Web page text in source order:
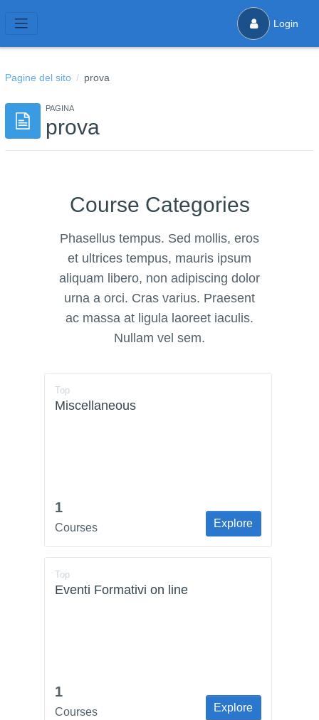
Login
Pagine del sito prova
PAGINA
prova
Course Categories
Phasellus tempus. Sed mollis, eros
et ultrices tempus, mauris ipsum
aliquam libero, non adipiscing dolor
urna a orci. Cras varius. Praesent
ac massa at ligula laoreet iaculis.
Nullam vel sem.
Top
Miscellaneous
1
Courses Explore
Top
Eventi Formativi on line
1
Courses Explore